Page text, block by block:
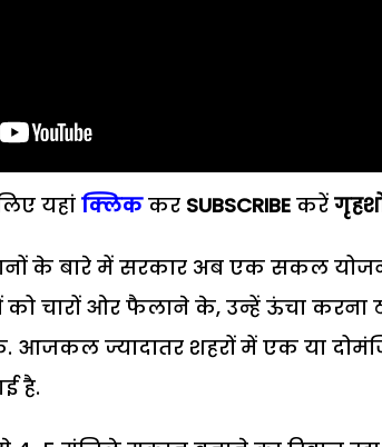
यहां क्लिककर SUBSCRIBE करें
के बारे में सरकार अब एक सकल योजना
को चारों ओर फैलाने के, उन्हें ऊंचा करना
आजकल ज्यादातर शहरों में एक या
है.